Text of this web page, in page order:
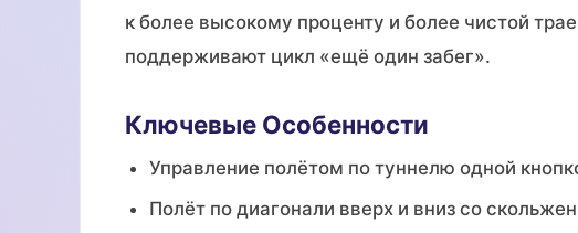
к более высокому проценту и более чистой
поддерживают цикл «ещё один забег».
Ключевые Особенности
Управление полётом по туннелю одной
Полёт по диагонали вверх и вниз со